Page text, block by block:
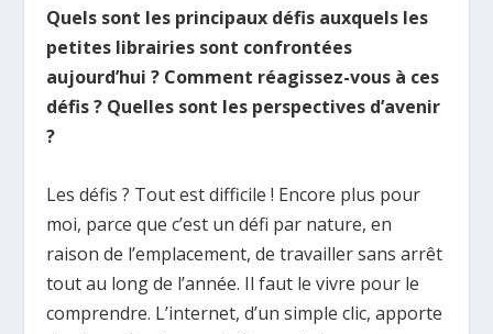
Quels sont les principaux défis auxquels les
petites librairies sont confrontées
aujourd’hui ? Comment réagissez-vous à ces
défis ? Quelles sont les perspectives d’avenir
?
Les défis ? Tout est difficile ! Encore plus pour
moi, parce que c’est un défi par nature, en
raison de l’emplacement, de travailler sans arrêt
tout au long de l’année. Il faut le vivre pour le
comprendre. L’internet, d’un simple clic, apporte